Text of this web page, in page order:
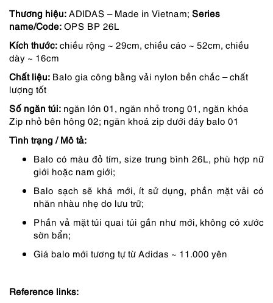
gốc
là:
2,250,000 ₫.
hiện
tại
là:
1,913,000 ₫.
Thương hiệu: ADIDAS – Made in Vietnam; Series
name/Code: OPS BP 26L
Kích thước: chiều rộng ~ 29cm, chiều cáo ~ 52cm, chiều
dày ~ 16cm
Chất liệu: Balo gia công bằng vải nylon bền chắc – chất
lượng tốt
Số ngăn túi: ngăn lớn 01, ngăn nhỏ trong 01, ngăn khóa
Zip nhỏ bên hông 02; ngăn khoá zip dưới đáy balo 01
Tình trạng / Mô tả:
Balo có màu đỏ tím, size trung bình 26L, phù hợp nữ
giới hoặc nam giới;
Balo sạch sẽ khá mới, ít sử dụng, phần mặt vải có
nhăn nhàu nhẹ do lưu trữ;
Phần vả mặt túi quai túi gần như mới, không có xước
sờn bẩn;
Giá balo mới tương tự từ Adidas ~ 11.000 yên
Reference links: